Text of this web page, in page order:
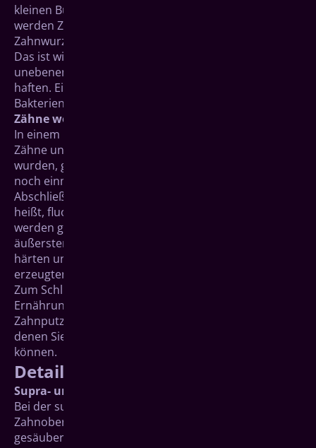
kleinen Bürsten mit aufgetragenen Polierpasten
werden Zahnkronen und die erreichbaren Teile der
Zahnwurzeloberflächen sanft poliert und geglättet.
Das ist wichtig, weil bakterielle Beläge am besten an
unebenen, rauen Stellen und in Zwischenräumen
haften. Ein erneutes Anlagern von Belägen und
Bakterien wird somit erschwert.
Zähne werden fluoridiert
In einem letzten Kontrollschritt wird geprüft, ob die
Zähne und sichtbare Zahnhälse vollständig gereinigt
wurden, gegebenenfalls wird an bestimmten Stellen
noch einmal gesäubert.
Abschließend werden Ihre Zähne fluoridiert: Das
heißt, fluoridhaltiger Schaum, Fluoridlack oder -gel
werden gleichmäßig auf dem Zahnschmelz, der
äußersten Schicht der Zahnkronen, verteilt, um ihn zu
härten und nachhaltig vor Bakterien und von ihnen
erzeugten Säuren zu schützen.
Zum Schluss beraten wir Sie gerne zur zahngesunden
Ernährung, geben Ihnen Tipps zur richtigen
Zahnputztechnik oder zu Zahnpflege-Hilfsmitteln, mit
denen Sie Ihre persönliche Mundpflege optimieren
können.
Detailinfos
Supra- und subgingivale Reinigung
Bei der supragingivalen Reinigung werden die
Zahnoberflächen oberhalb des Zahnfleischrands
gesäubert, also die Zahnkronen sowie die